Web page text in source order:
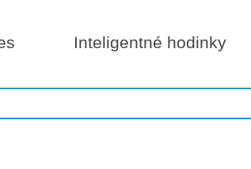
Inteligentné hodinky